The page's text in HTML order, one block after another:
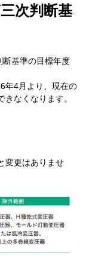
次判断基
断基準の目標年度
年4月より、現在の
きなくなります。
変更はありませ